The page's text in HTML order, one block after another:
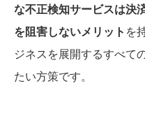
な不正検知サービスは決
を阻害しないメリット を
ジネスを展開するすべて
たい方策です。